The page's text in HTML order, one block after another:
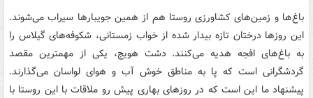
باغ‌ها و زمین‌های کشاورزی روستا هم از همین جویبارها سیراب می‌شوند.
این روزها درختان تازه بیدار شده از خواب زمستانی، شکوفه‌های گیلاس را
به باغ‌های افجه هدیه می‌کنند. دشت هویج، یکی از مهمترین مقصد
گردشگرانی است که پا به مناطق خوش آب و هوای لواسان می‌گذارند.
پیشنهاد ما این است که در روزهای بهاری پیش رو ملاقات با این روستا با